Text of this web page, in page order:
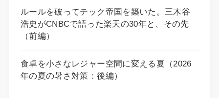
ルールを破ってテック帝国を築いた。三木谷
浩史がCNBCで語った楽天の30年と、その先
（前編）
食卓を小さなレジャー空間に変える夏（2026
年の夏の暑さ対策：後編）